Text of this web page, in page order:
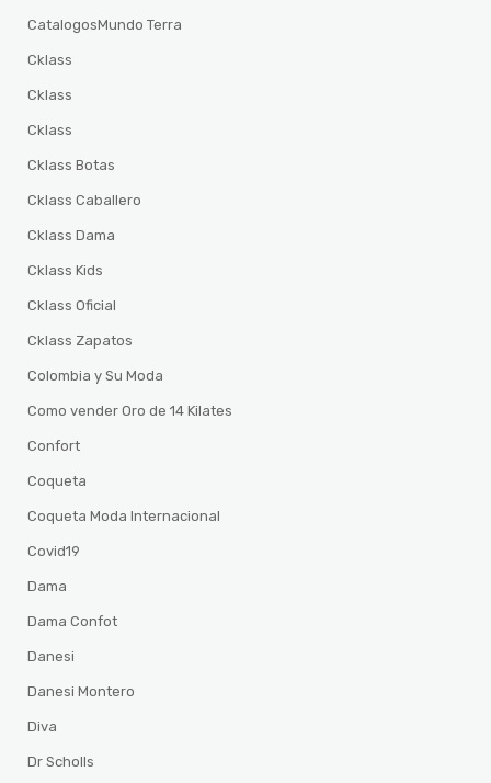
CatalogosMundo Terra
Cklass
Cklass
Cklass
Cklass Botas
Cklass Caballero
Cklass Dama
Cklass Kids
Cklass Oficial
Cklass Zapatos
Colombia y Su Moda
Como vender Oro de 14 Kilates
Confort
Coqueta
Coqueta Moda Internacional
Covid19
Dama
Dama Confot
Danesi
Danesi Montero
Diva
Dr Scholls